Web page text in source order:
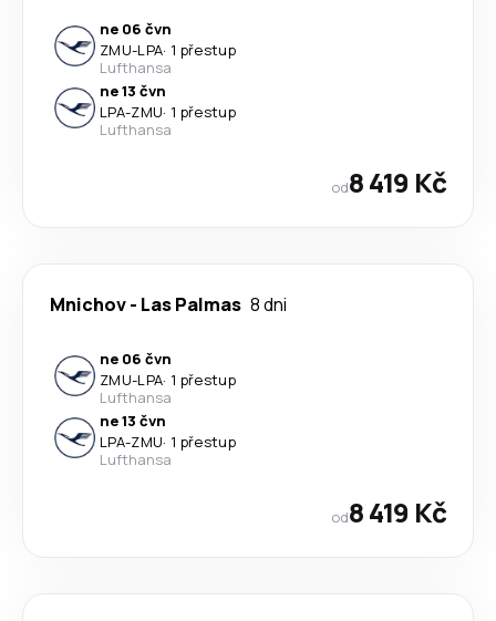
ne 06 čvn
ZMU-LPA· 1 přestup
Lufthansa
ne 13 čvn
LPA-ZMU· 1 přestup
Lufthansa
od8 419 Kč
Mnichov- Las Palmas 8 dni
ne 06 čvn
ZMU-LPA· 1 přestup
Lufthansa
ne 13 čvn
LPA-ZMU· 1 přestup
Lufthansa
od8 419 Kč